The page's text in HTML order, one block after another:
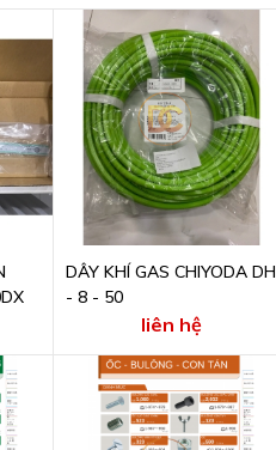
DÂY KHÍ GAS CHIYODA DH
- 8 - 50
liên hệ